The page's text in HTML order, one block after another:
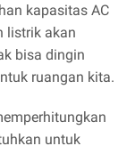
kapasitas AC
listrik akan
bisa dingin
ruangan kita.
untuk